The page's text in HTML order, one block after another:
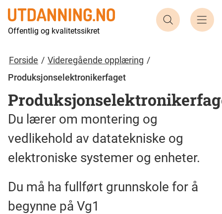
Offentlig og kvalitetssikret
Søk etter
Forside
Videregående opplæring
Produksjonselektronikerfaget
Du lærer om montering og
vedlikehold av datatekniske og
elektroniske systemer og enheter.
Du må ha fullført grunnskole for å
begynne på Vg1